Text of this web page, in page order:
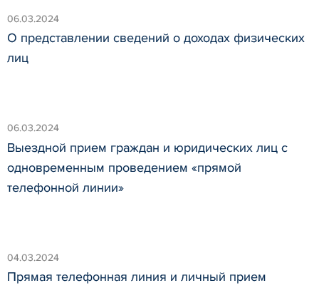
06.03.2024
О представлении сведений о доходах физических
лиц
06.03.2024
Выездной прием граждан и юридических лиц с
одновременным проведением «прямой
телефонной линии»
04.03.2024
Прямая телефонная линия и личный прием